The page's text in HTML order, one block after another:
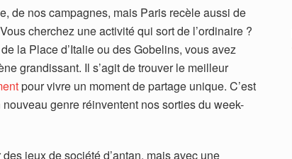
de nos campagnes, mais Paris recèle aussi de
cherchez une activité qui sort de l’ordinaire ?
la Place d’Italie ou des Gobelins, vous avez
grandissant. Il s’agit de trouver le meilleur
pour vivre un moment de partage unique. C’est
genre réinventent nos sorties du week-
jeux de société d’antan, mais avec une